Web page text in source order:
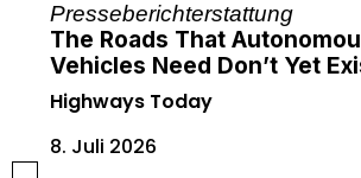
Presseberichterstattung
The Roads That
Vehicles Need Don’t Yet
Highways Today
8. Juli 2026